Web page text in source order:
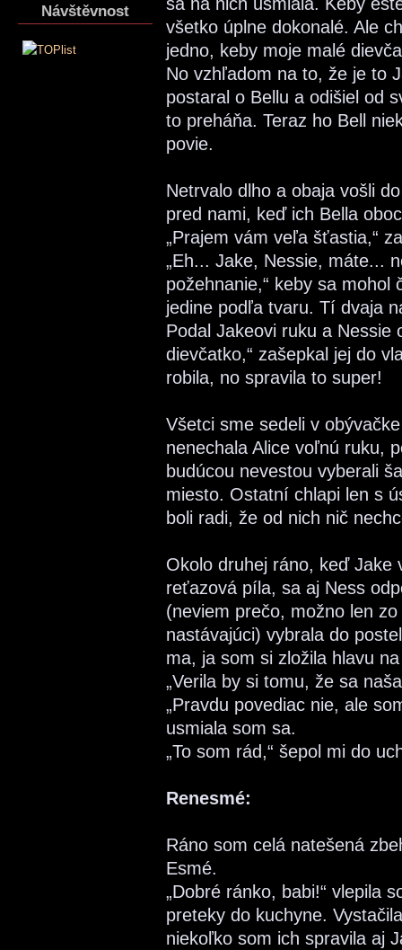
Návštěvnost
všetko úplne dokonalé. Ale
jedno, keby moje malé
No vzhľadom na to, že je to
postaral o Bellu a odišiel od
to preháňa. Teraz ho Bell
povie.
Netrvalo dlho a obaja vošli
pred nami, keď ich Bella
„Prajem vám veľa šťastia,“
„Eh... Jake, Nessie, máte...
požehnanie,“ keby sa
jedine podľa tvaru. Tí dvaja
Podal Jakeovi ruku a Nessie
dievčatko,“ zašepkal jej do
robila, no spravila to super!
Všetci sme sedeli v
nenechala Alice voľnú ruku,
budúcou nevestou vyberali
miesto. Ostatní chlapi len s
boli radi, že od nich nič
Okolo druhej ráno, keď Jake
reťazová píla, sa aj Ness
(neviem prečo, možno len
nastávajúci) vybrala do
ma, ja som si zložila hlavu
„Verila by si tomu, že sa
„Pravdu povediac nie, ale
usmiala som sa.
„To som rád,“ šepol mi do
Renesmé:
Ráno som celá natešená
Esmé.
„Dobré ránko, babi!“ vlepila
preteky do kuchyne.
niekoľko som ich spravila aj